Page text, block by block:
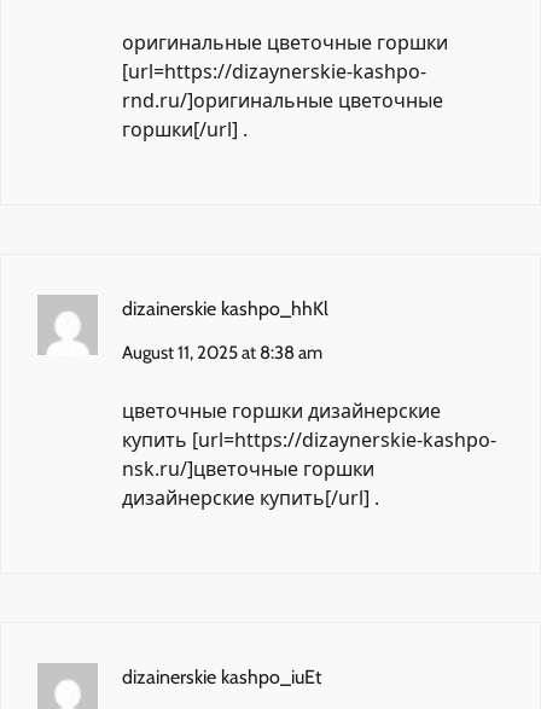
оригинальные цветочные горшки
[url=https://dizaynerskie-kashpo-
rnd.ru/]оригинальные цветочные
горшки[/url] .
dizainerskie kashpo_hhKl
August 11, 2025 at 8:38 am
цветочные горшки дизайнерские
купить [url=https://dizaynerskie-kashpo-
nsk.ru/]цветочные горшки
дизайнерские купить[/url] .
dizainerskie kashpo_iuEt